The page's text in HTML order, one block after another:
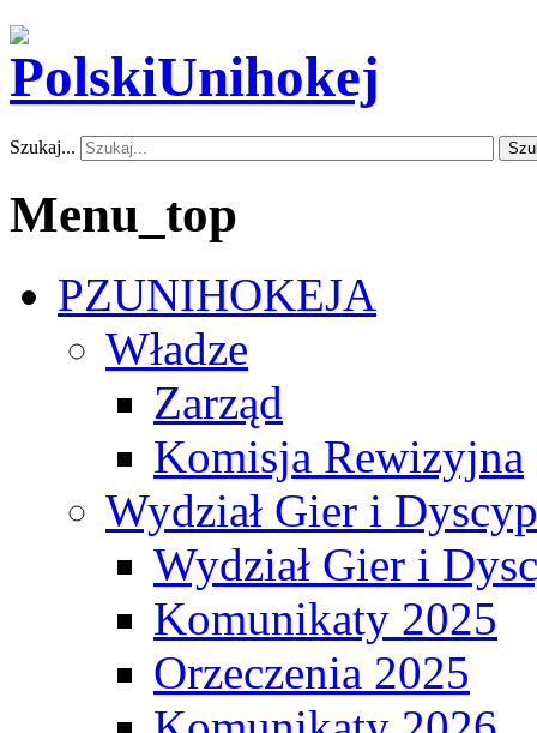
Szukaj...
Menu_top
PZUNIHOKEJA
Władze
Zarząd
Komisja Rewizyjna
Wydział Gier i
Wydział Gier i
Komunikaty 2025
Orzeczenia 2025